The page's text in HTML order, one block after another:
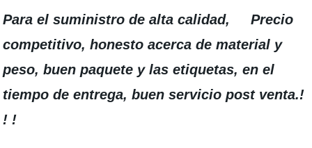
Para el suministro de alta calidad, Precio
competitivo, honesto acerca de material y
peso, buen paquete y las etiquetas, en el
tiempo de entrega, buen servicio post venta.!
! !